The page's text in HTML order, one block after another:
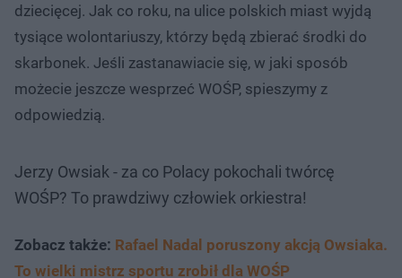
dziecięcej. Jak co roku, na ulice polskich miast wyjdą
tysiące wolontariuszy, którzy będą zbierać środki do
skarbonek. Jeśli zastanawiacie się, w jaki sposób
możecie jeszcze wesprzeć WOŚP, spieszymy z
odpowiedzią.
Jerzy Owsiak - za co Polacy pokochali twórcę
WOŚP? To prawdziwy człowiek orkiestra!
Zobacz także: Rafael Nadal poruszony akcją Owsiaka.
To wielki mistrz sportu zrobił dla WOŚP